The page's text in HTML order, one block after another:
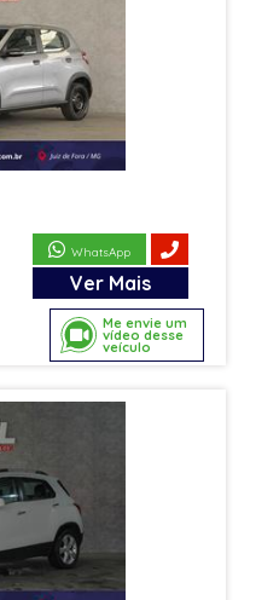
Me envie um
vídeo desse
veículo
WhatsApp
Ver Mais